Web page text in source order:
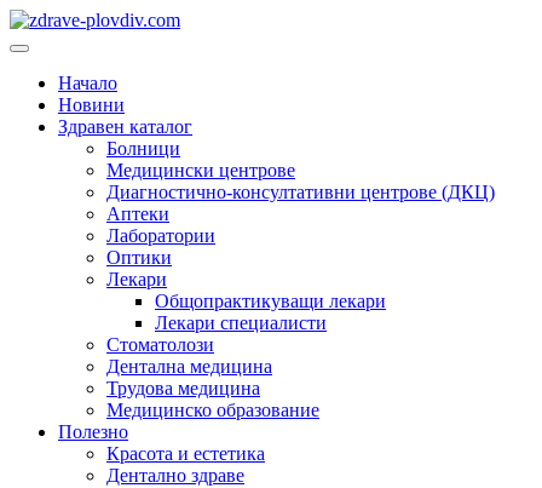
Преминете
към
Основно
Начало
Новини
Здравен каталог
Болници
Медицински центрове
Диагностично-консултативни центрове (ДКЦ)
Аптеки
Лаборатории
Оптики
Лекари
Общопрактикуващи лекари
Лекари специалисти
Стоматолози
Дентална медицина
Трудова медицина
Медицинско образование
Полезно
Красота и естетика
Дентално здраве